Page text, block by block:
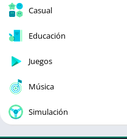
Casual
Educación
Juegos
Música
Simulación